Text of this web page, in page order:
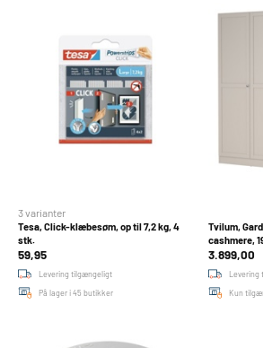
Tesa, Click-klæbesøm, op til 7,2 kg, 4
stk.
3 varianter
59,95
Levering tilgængeligt
På lager i 45 butikker
Tvilum,
cashmere,
3.899,00
Levering
Kun